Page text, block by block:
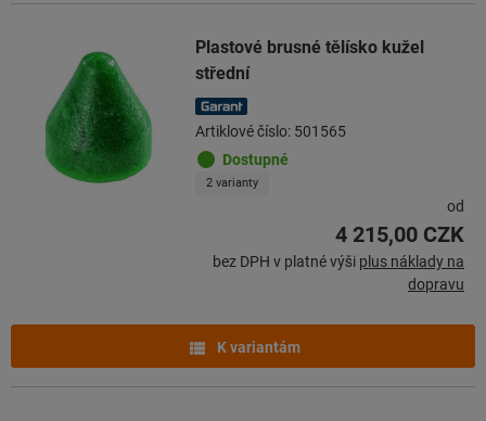
Plastové brusné tělísko kužel
střední
Artiklové číslo: 501565
Dostupné
2 varianty
od
4 215,00 CZK
bez DPH v platné výši plus náklady na
dopravu
K variantám